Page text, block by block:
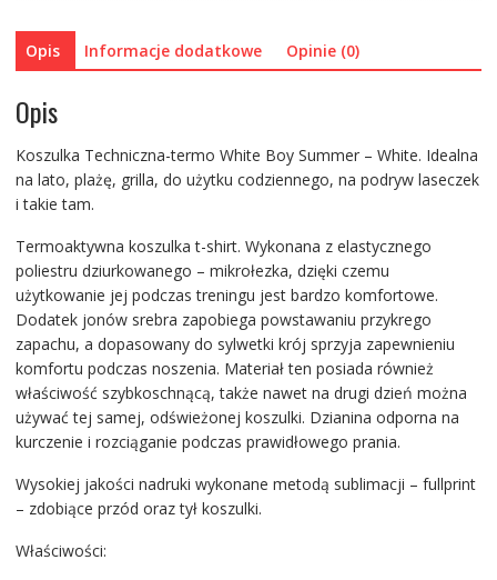
Opis Informacje dodatkowe Opinie (0)
Opis
Koszulka Techniczna-termo White Boy Summer – White. Idealna
na lato, plażę, grilla, do użytku codziennego, na podryw laseczek
i takie tam.
Termoaktywna koszulka t-shirt. Wykonana z elastycznego
poliestru dziurkowanego – mikrołezka, dzięki czemu
użytkowanie jej podczas treningu jest bardzo komfortowe.
Dodatek jonów srebra zapobiega powstawaniu przykrego
zapachu, a dopasowany do sylwetki krój sprzyja zapewnieniu
komfortu podczas noszenia. Materiał ten posiada również
właściwość szybkoschnącą, także nawet na drugi dzień można
używać tej samej, odświeżonej koszulki. Dzianina odporna na
kurczenie i rozciąganie podczas prawidłowego prania.
Wysokiej jakości nadruki wykonane metodą sublimacji – fullprint
– zdobiące przód oraz tył koszulki.
Właściwości: